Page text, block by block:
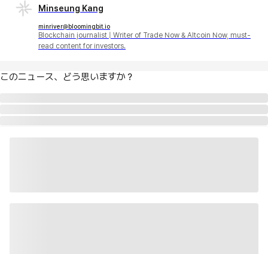
Minseung Kang
minriver@bloomingbit.io
Blockchain journalist | Writer of Trade Now & Altcoin Now, must-
read content for investors.
このニュース、どう思いますか？